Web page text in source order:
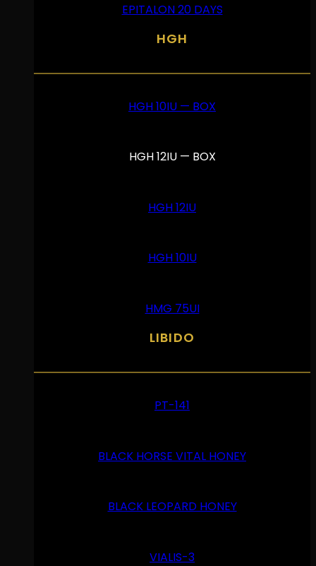
EPITALON 20 DAYS
HGH
HGH 10IU — BOX
HGH 12IU — BOX
HGH 12IU
HGH 10IU
HMG 75UI
LIBIDO
PT-141
BLACK HORSE VITAL HONEY
BLACK LEOPARD HONEY
VIALIS-3